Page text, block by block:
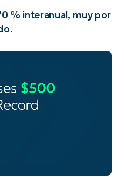
% interanual, muy por